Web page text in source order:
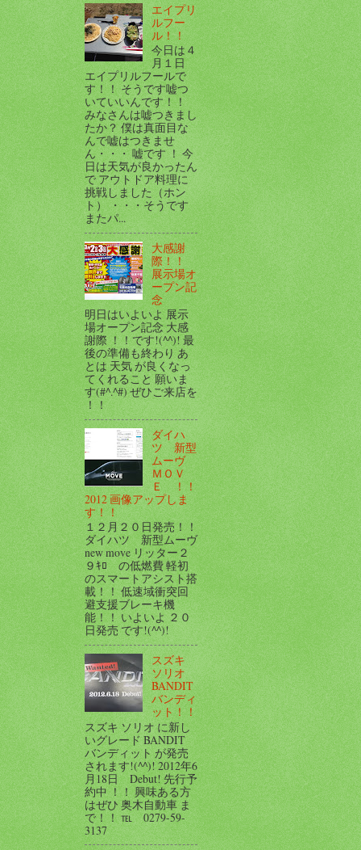
エイプリ
ルフー
ル！！
今日は４
月１日
エイプリルフールで
す！！ そうです嘘つ
いていいんです！！
みなさんは嘘つきまし
たか？ 僕は真面目な
んで嘘はつきませ
ん・・・ 嘘です ！ 今
日は天気が良かったん
で アウトドア料理に
挑戦しました（ホン
ト） ・・・そうです
またパ...
大感謝
際！！
展示場オ
ープン記
念
明日はいよいよ 展示
場オープン記念 大感
謝際 ！！です!(^^)! 最
後の準備も終わり あ
とは 天気 が良くなっ
てくれること 願いま
す(#^.^#) ぜひご来店を
！！
ダイハ
ツ 新型
ムーヴ
ＭＯＶ
Ｅ ！！
2012 画像アップしま
す！！
１２月２０日発売！！
ダイハツ 新型ムーヴ
new move リッター２
９ｷﾛ の低燃費 軽初
のスマートアシスト搭
載！！ 低速域衝突回
避支援ブレーキ機
能！！ いよいよ ２０
日発売 です!(^^)!
スズキ
ソリオ
BANDIT
バンディ
ット！！
スズキ ソリオ に新し
いグレード BANDIT
バンディット が発売
されます!(^^)! 2012年6
月18日 Debut! 先行予
約中 ！！ 興味ある方
はぜひ 奥木自動車 ま
で！！ ℡ 0279-59-
3137